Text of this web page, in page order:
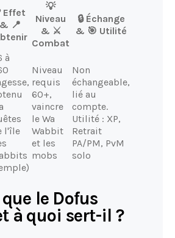
Effet
& 📍
💡
Niveau
& ⚔️
Combat
🔒 Échange
& 🎯 Utilité
à
l'île
Niveau
requis
60+,
vaincre
le Wa
Wabbit
et les
mobs
Non
échangeable,
lié au
compte.
Utilité : XP,
Retrait
PA/PM, PvM
solo
que le Dofus
à quoi sert-il ?